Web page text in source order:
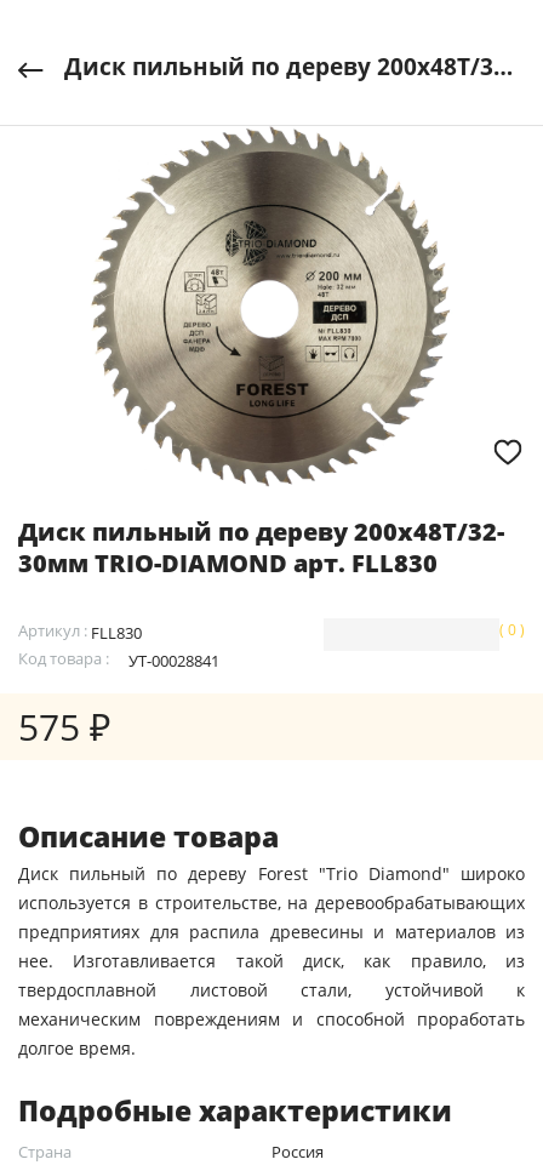
Диск пильный по дереву 200х48Т/32-30мм TRIO-DIAMOND арт. FLL830
Диск пильный по дереву 200х48Т/32-
30мм TRIO-DIAMOND арт. FLL830
Артикул : FLL830
Код товара :
УТ-00028841
( 0 )
575 ₽
Описание товара
Диск пильный по дереву Forest "Trio Diamond" широко
используется в строительстве, на деревообрабатывающих
предприятиях для распила древесины и материалов из
нее. Изготавливается такой диск, как правило, из
твердосплавной листовой стали, устойчивой к
механическим повреждениям и способной проработать
долгое время.
Подробные характеристики
Страна
Россия